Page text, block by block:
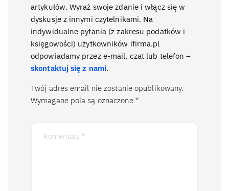
artykułów. Wyraź swoje zdanie i włącz się w
dyskusje z innymi czytelnikami. Na
indywidualne pytania (z zakresu podatków i
księgowości) użytkowników ifirma.pl
odpowiadamy przez e-mail, czat lub telefon –
skontaktuj się z nami.
Twój adres email nie zostanie opublikowany.
Wymagane pola są oznaczone *